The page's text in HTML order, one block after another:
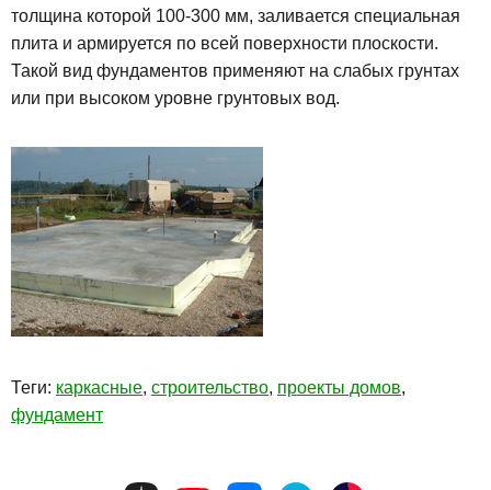
толщина которой 100-300 мм, заливается специальная
плита и армируется по всей поверхности плоскости.
Такой вид фундаментов применяют на слабых грунтах
или при высоком уровне грунтовых вод.
Теги: каркасные, строительство, проекты домов,
фундамент